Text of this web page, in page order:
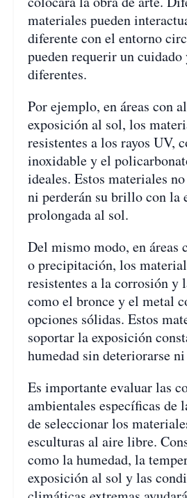
materiales pueden
diferente con el entorno
pueden requerir un
diferentes.
Por ejemplo, en áreas con
exposición al sol, los
resistentes a los rayos UV,
inoxidable y el
ideales. Estos materiales
ni perderán su brillo con la
prolongada al sol.
Del mismo modo, en áreas
o precipitación, los
resistentes a la corrosión y
como el bronce y el metal
opciones sólidas. Estos
soportar la exposición
humedad sin deteriorarse
Es importante evaluar las
ambientales específicas de
de seleccionar los
esculturas al aire libre.
como la humedad, la
exposición al sol y las